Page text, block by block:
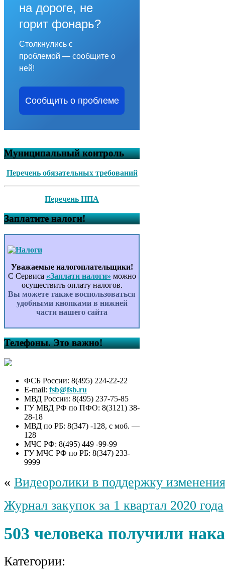
на дороге, не
горит фонарь?
Столкнулись с
проблемой — сообщите о
ней!
Сообщить о проблеме
Муниципальный контроль
Перечень обязательных требований
Перечень НПА
Заплатите налоги!
Уважаемые налогоплательщики!
С Сервиса «Заплати налоги» можно
осуществить оплату налогов.
Вы можете также воспользоваться
удобными кнопками в нижней
части нашего сайта
Телефоны. Это важно!
ФСБ России: 8(495) 224-22-22
E-mail: fsb@fsb.ru
МВД России: 8(495) 237-75-85
ГУ МВД РФ по ПФО: 8(3121) 38-
28-18
МВД по РБ: 8(347) -128, с моб. —
128
МЧС РФ: 8(495) 449 -99-99
ГУ МЧС РФ по РБ: 8(347) 233-
9999
« Видеоролики в поддержку
Журнал закупок за 1 квартал 2020 года
503 человека получили
Категории: